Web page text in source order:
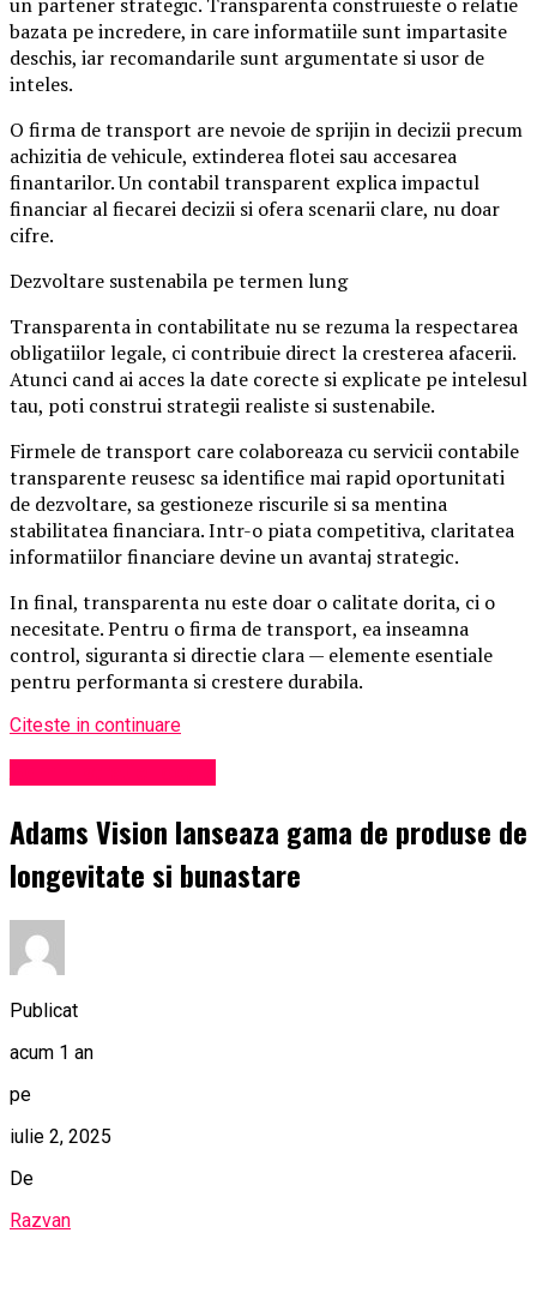
un partener strategic. Transparenta construieste o relatie
bazata pe incredere, in care informatiile sunt impartasite
deschis, iar recomandarile sunt argumentate si usor de
inteles.
O firma de transport are nevoie de sprijin in decizii precum
achizitia de vehicule, extinderea flotei sau accesarea
finantarilor. Un contabil transparent explica impactul
financiar al fiecarei decizii si ofera scenarii clare, nu doar
cifre.
Dezvoltare sustenabila pe termen lung
Transparenta in contabilitate nu se rezuma la respectarea
obligatiilor legale, ci contribuie direct la cresterea afacerii.
Atunci cand ai acces la date corecte si explicate pe intelesul
tau, poti construi strategii realiste si sustenabile.
Firmele de transport care colaboreaza cu servicii contabile
transparente reusesc sa identifice mai rapid oportunitati
de dezvoltare, sa gestioneze riscurile si sa mentina
stabilitatea financiara. Intr-o piata competitiva, claritatea
informatiilor financiare devine un avantaj strategic.
In final, transparenta nu este doar o calitate dorita, ci o
necesitate. Pentru o firma de transport, ea inseamna
control, siguranta si directie clara — elemente esentiale
pentru performanta si crestere durabila.
Citeste in continuare
Adams Vision lanseaza gama de produse de
longevitate si bunastare
Publicat
acum 1 an
pe
iulie 2, 2025
De
Razvan